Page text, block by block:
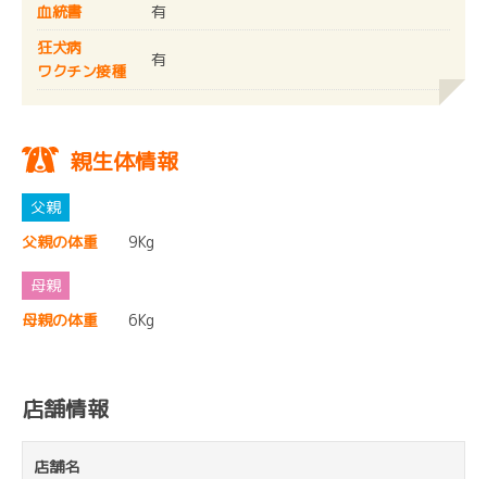
血統書
有
狂犬病
ワクチン接種
有
親生体情報
父親の体重 9Kg
母親の体重 6Kg
店舗情報
店舗名